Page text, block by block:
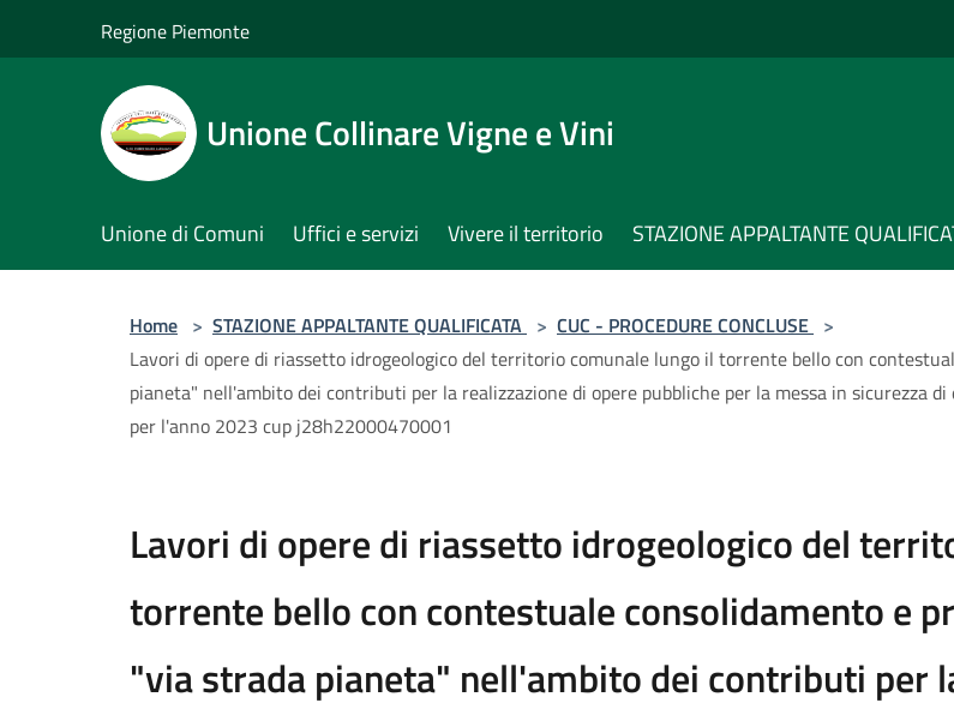
Regione Piemonte
Unione Collinare Vigne e Vini
Unione di Comuni Uffici e servizi Vivere il territorio STAZIONE APPALTANTE
Home > STAZIONE APPALTANTE QUALIFICATA > CUC - PROCEDURE CONCLUSE >
Lavori di opere di riassetto idrogeologico del territorio comunale lungo il torrente bello con
pianeta" nell'ambito dei contributi per la realizzazione di opere pubbliche per la messa in sicurezza
per l'anno 2023 cup j28h22000470001
Lavori di opere di riassetto idrogeologico del
torrente bello con contestuale consolidamento e
"via strada pianeta" nell'ambito dei contributi per